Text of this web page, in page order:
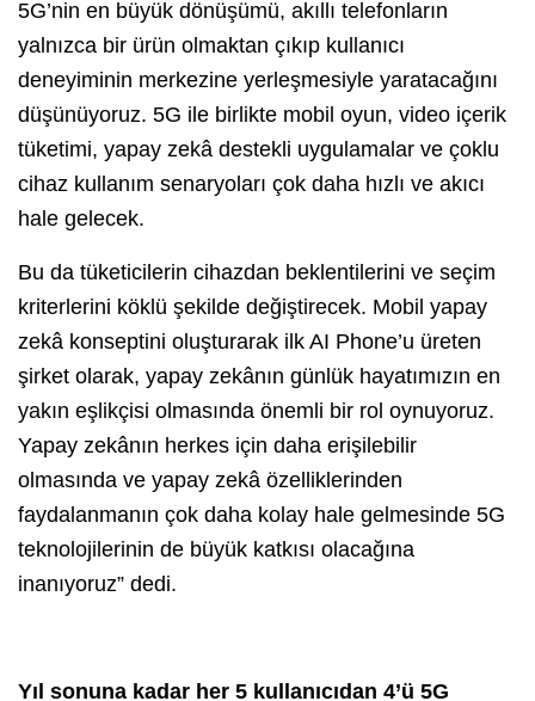
5G’nin en büyük dönüşümü, akıllı telefonların
yalnızca bir ürün olmaktan çıkıp kullanıcı
deneyiminin merkezine yerleşmesiyle yaratacağını
düşünüyoruz. 5G ile birlikte mobil oyun, video içerik
tüketimi, yapay zekâ destekli uygulamalar ve çoklu
cihaz kullanım senaryoları çok daha hızlı ve akıcı
hale gelecek.
Bu da tüketicilerin cihazdan beklentilerini ve seçim
kriterlerini köklü şekilde değiştirecek. Mobil yapay
zekâ konseptini oluşturarak ilk AI Phone’u üreten
şirket olarak, yapay zekânın günlük hayatımızın en
yakın eşlikçisi olmasında önemli bir rol oynuyoruz.
Yapay zekânın herkes için daha erişilebilir
olmasında ve yapay zekâ özelliklerinden
faydalanmanın çok daha kolay hale gelmesinde 5G
teknolojilerinin de büyük katkısı olacağına
inanıyoruz” dedi.
Yıl sonuna kadar her 5 kullanıcıdan 4’ü 5G